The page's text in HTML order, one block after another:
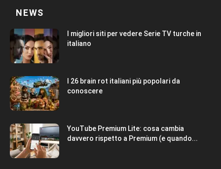
NEWS
I migliori siti per vedere Serie TV turche in
italiano
I 26 brain rot italiani più popolari da
conoscere
YouTube Premium Lite: cosa cambia
davvero rispetto a Premium (e quando...